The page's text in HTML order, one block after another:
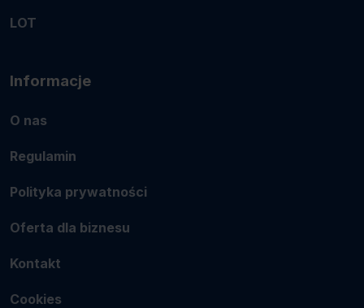
LOT
Informacje
O nas
Regulamin
Polityka prywatności
Oferta dla biznesu
Kontakt
Cookies